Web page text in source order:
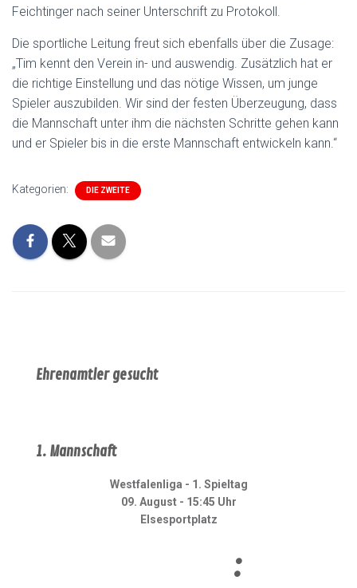
Feichtinger nach seiner Unterschrift zu Protokoll.
Die sportliche Leitung freut sich ebenfalls über die Zusage:
„Tim kennt den Verein in- und auswendig. Zusätzlich hat er
die richtige Einstellung und das nötige Wissen, um junge
Spieler auszubilden. Wir sind der festen Überzeugung, dass
die Mannschaft unter ihm die nächsten Schritte gehen kann
und er Spieler bis in die erste Mannschaft entwickeln kann.“
Kategorien: DIE ZWEITE
Ehrenamtler gesucht
1. Mannschaft
Westfalenliga - 1. Spieltag
09. August - 15:45 Uhr
Elsesportplatz
: